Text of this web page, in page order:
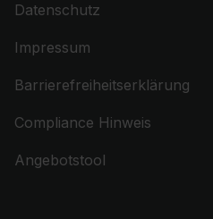
Datenschutz
Impressum
Barrierefreiheitserklärung
Compliance Hinweis
Angebotstool